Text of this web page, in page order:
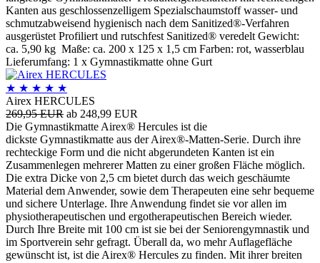
Kanten aus geschlossenzelligem Spezialschaumstoff wasser- und
schmutzabweisend hygienisch nach dem Sanitized®-Verfahren
ausgerüstet Profiliert und rutschfest Sanitized® veredelt Gewicht:
ca. 5,90 kg Maße: ca. 200 x 125 x 1,5 cm Farben: rot, wasserblau
Lieferumfang: 1 x Gymnastikmatte ohne Gurt
★ ★ ★ ★ ★
Airex HERCULES
269,95 EUR ab 248,99 EUR
Die Gymnastikmatte Airex® Hercules ist die
dickste Gymnastikmatte aus der Airex®-Matten-Serie. Durch ihre
rechteckige Form und die nicht abgerundeten Kanten ist ein
Zusammenlegen mehrerer Matten zu einer großen Fläche möglich.
Die extra Dicke von 2,5 cm bietet durch das weich geschäumte
Material dem Anwender, sowie dem Therapeuten eine sehr bequeme
und sichere Unterlage. Ihre Anwendung findet sie vor allen im
physiotherapeutischen und ergotherapeutischen Bereich wieder.
Durch Ihre Breite mit 100 cm ist sie bei der Seniorengymnastik und
im Sportverein sehr gefragt. Überall da, wo mehr Auflagefläche
gewünscht ist, ist die Airex® Hercules zu finden. Mit ihrer breiten